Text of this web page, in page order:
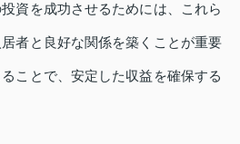
資を成功させるためには、これら
者と良好な関係を築くことが重要
ことで、安定した収益を確保する